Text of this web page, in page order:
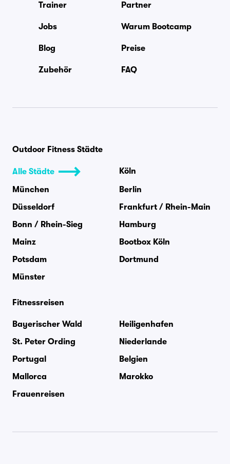
Trainer Partner
Jobs Warum Bootcamp
Blog Preise
Zubehör FAQ
Outdoor Fitness Städte
Alle Städte
Köln
München
Berlin
Düsseldorf
Frankfurt / Rhein-Main
Bonn / Rhein-Sieg
Hamburg
Mainz
Bootbox Köln
Potsdam
Dortmund
Münster
Fitnessreisen
Bayerischer Wald
Heiligenhafen
St. Peter Ording
Niederlande
Portugal
Belgien
Mallorca
Marokko
Frauenreisen